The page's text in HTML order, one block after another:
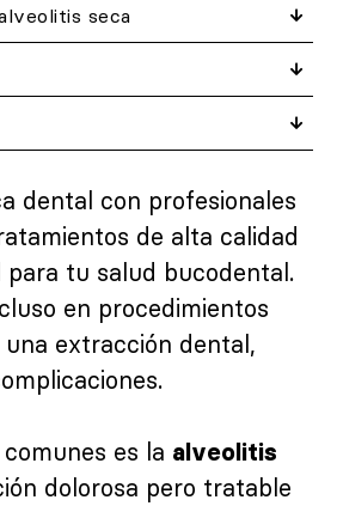
seca
dental con profesionales
de alta calidad
tu salud bucodental.
en procedimientos
extracción dental,
es la alveolitis
dolorosa pero tratable